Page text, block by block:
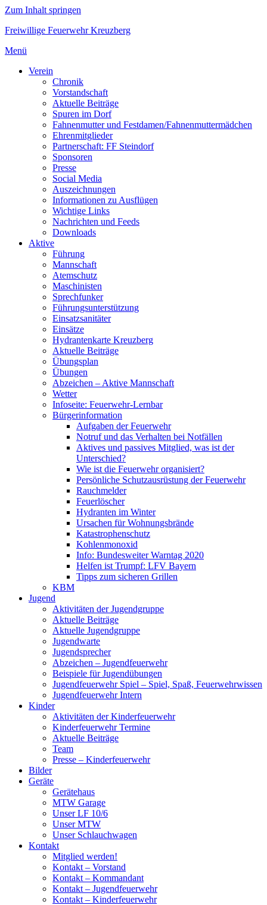
Zum Inhalt springen
Freiwillige Feuerwehr Kreuzberg
Menü
Verein
Chronik
Vorstandschaft
Aktuelle Beiträge
Spuren im Dorf
Fahnenmutter und Festdamen/Fahnenmuttermädchen
Ehrenmitglieder
Partnerschaft: FF Steindorf
Sponsoren
Presse
Social Media
Auszeichnungen
Informationen zu Ausflügen
Wichtige Links
Nachrichten und Feeds
Downloads
Aktive
Führung
Mannschaft
Atemschutz
Maschinisten
Sprechfunker
Führungsunterstützung
Einsatzsanitäter
Einsätze
Hydrantenkarte Kreuzberg
Aktuelle Beiträge
Übungsplan
Übungen
Abzeichen – Aktive Mannschaft
Wetter
Infoseite: Feuerwehr-Lernbar
Bürgerinformation
Aufgaben der Feuerwehr
Notruf und das Verhalten bei Notfällen
Aktives und passives Mitglied, was ist der
Unterschied?
Wie ist die Feuerwehr organisiert?
Persönliche Schutzausrüstung der Feuerwehr
Rauchmelder
Feuerlöscher
Hydranten im Winter
Ursachen für Wohnungsbrände
Katastrophenschutz
Kohlenmonoxid
Info: Bundesweiter Warntag 2020
Helfen ist Trumpf: LFV Bayern
Tipps zum sicheren Grillen
KBM
Jugend
Aktivitäten der Jugendgruppe
Aktuelle Beiträge
Aktuelle Jugendgruppe
Jugendwarte
Jugendsprecher
Abzeichen – Jugendfeuerwehr
Beispiele für Jugendübungen
Jugendfeuerwehr Spiel – Spiel, Spaß, Feuerwehrwissen
Jugendfeuerwehr Intern
Kinder
Aktivitäten der Kinderfeuerwehr
Kinderfeuerwehr Termine
Aktuelle Beiträge
Team
Presse – Kinderfeuerwehr
Bilder
Geräte
Gerätehaus
MTW Garage
Unser LF 10/6
Unser MTW
Unser Schlauchwagen
Kontakt
Mitglied werden!
Kontakt – Vorstand
Kontakt – Kommandant
Kontakt – Jugendfeuerwehr
Kontakt – Kinderfeuerwehr